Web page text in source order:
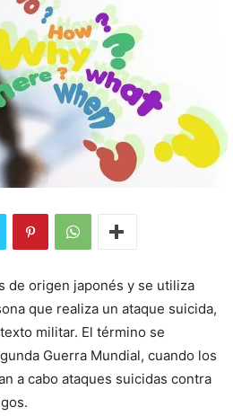
de origen japonés y se utiliza
que realiza un ataque suicida,
militar. El término se
Guerra Mundial, cuando los
a cabo ataques suicidas contra